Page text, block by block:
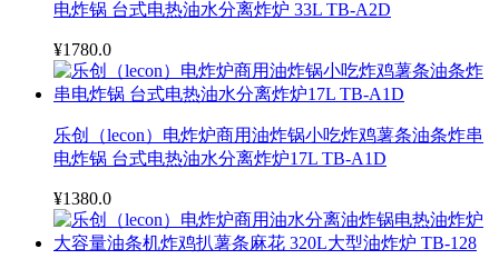
电炸锅 台式电热油水分离炸炉 33L TB-A2D
¥1780.0
乐创（lecon）电炸炉商用油炸锅小吃炸鸡薯条油条炸串
电炸锅 台式电热油水分离炸炉17L TB-A1D
¥1380.0